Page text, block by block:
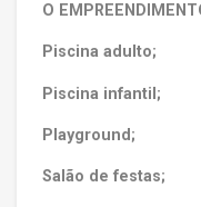
O
Piscina adulto;
Piscina infantil;
Playground;
Salão de festas;